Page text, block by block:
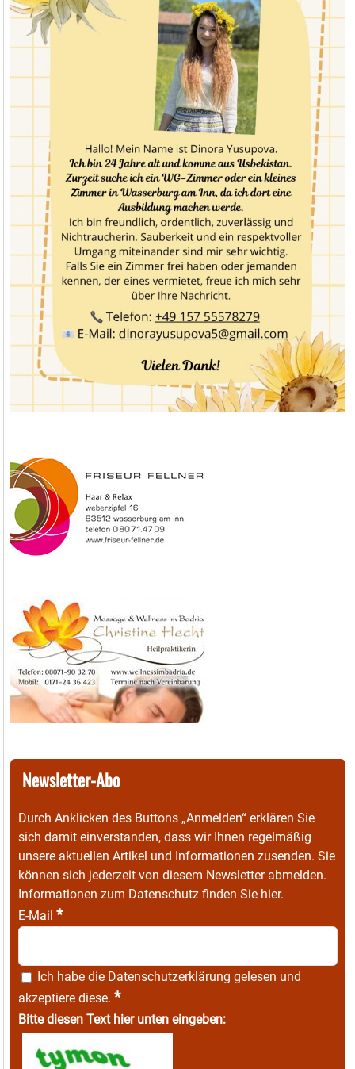
Newsletter-Abo
Durch Anklicken des Buttons „Anmelden“ erklären Sie
sich damit einverstanden, dass wir Ihnen regelmäßig
unsere aktuellen Artikel und Informationen zusenden. Sie
können sich jederzeit von diesem Newsletter abmelden.
Informationen zum Datenschutz finden Sie hier.
E-Mail *
Ich habe die Datenschutzerklärung gelesen und
akzeptiere diese. *
Bitte diesen Text hier unten eingeben: